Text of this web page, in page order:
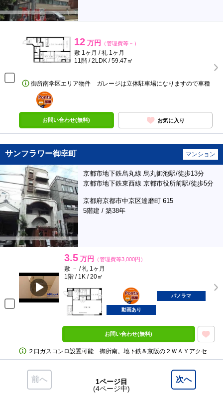
12 万円 （管理費等－）
敷 1ヶ月 / 礼 1ヶ月
11階 / 2LDK / 59.47㎡
御所南学区エリア物件 ガレージは立体駐車場になりますので車種
ポンタ
部屋
お問い合わせ(無料) お気に入り
サンフラワー御幸町 マンション
京都市地下鉄烏丸線 烏丸御池駅/徒歩13分
京都市地下鉄東西線 京都市役所前駅/徒歩5分
京都府京都市中京区達磨町 615
5階建 / 築38年
3.5 万円 （管理費等3,000円）
敷 － / 礼 1ヶ月
1階 / 1K / 20㎡
ポンタ
部屋
パノラマ
動画あり
お問い合わせ(無料)
２口ガスコンロ設置可能 御所南。地下鉄＆京阪の２ＷＡＹアクセ
前へ 次へ
1ページ目
(4ページ中)